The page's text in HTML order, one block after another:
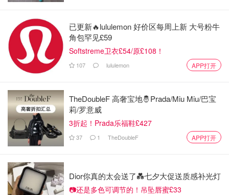
大部分在地下筑巢
巢是垂直于地面的饼状上面有许多六边形的小格，它的
主要成分是蜂蜡
马蜂窝：
已更新🔥lululemon 好价区每周上新 大号粉牛
角包罕见£59
Softstreme卫衣£54/原£108！
107 lululemon APP打开
TheDoubleF 高奢宝地🤴Prada/Miu Miu/巴宝
莉/罗意威
3折起！Prada乐福鞋£427
37 1 TheDoubleF APP打开
Dior你真的太会送了💑七夕大促送质感补光灯
📷还是多色可调节的！吊坠唇蜜£33